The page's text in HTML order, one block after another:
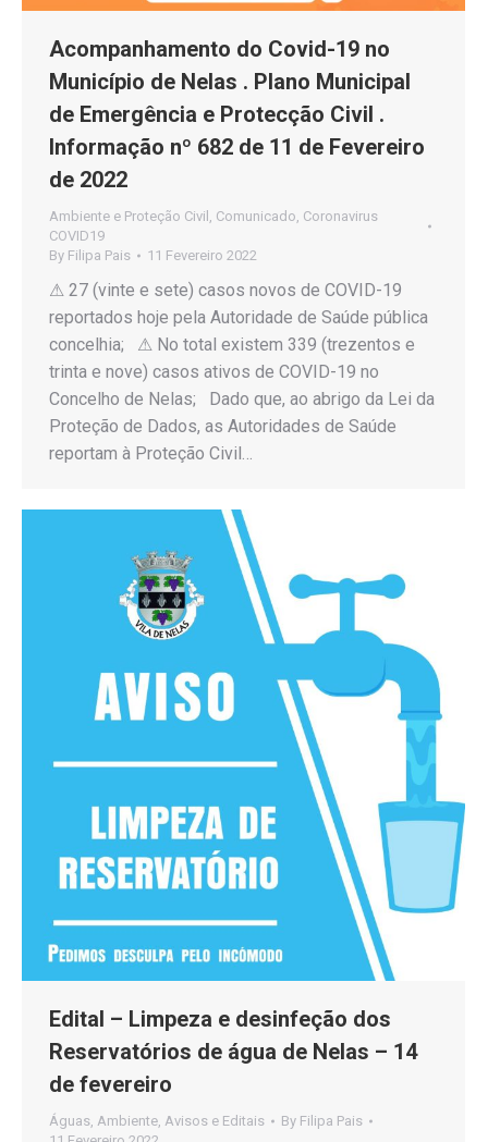
Acompanhamento do Covid-19 no
Município de Nelas . Plano Municipal
de Emergência e Protecção Civil .
Informação nº 682 de 11 de Fevereiro
de 2022
Ambiente e Proteção Civil Comunicado Coronavirus
COVID19
By Filipa Pais 11 Fevereiro 2022
⚠ 27 (vinte e sete) casos novos de COVID-19
reportados hoje pela Autoridade de Saúde pública
concelhia; ⚠ No total existem 339 (trezentos e
trinta e nove) casos ativos de COVID-19 no
Concelho de Nelas; Dado que, ao abrigo da Lei da
Proteção de Dados, as Autoridades de Saúde
reportam à Proteção Civil…
Edital – Limpeza e desinfeção dos
Reservatórios de água de Nelas – 14
de fevereiro
Águas, Ambiente, Avisos e Editais By Filipa Pais